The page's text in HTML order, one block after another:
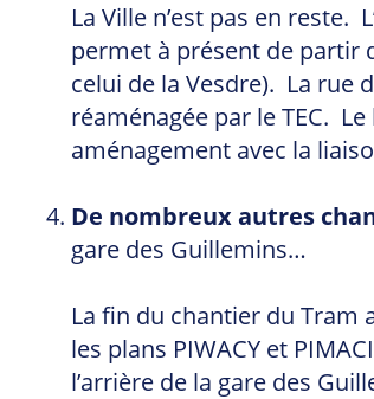
La Ville n’est pas en
permet à présent de partir
celui de la Vesdre). La rue
réaménagée par le TEC.
aménagement avec la
De nombreux autres
gare des Guillemins…
La fin du chantier du Tram
les plans PIWACY et
l’arrière de la gare des